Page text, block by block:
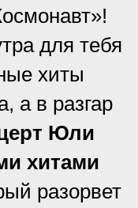
для тебя
хиты
а в разгар
Юли
хитами
разорвет